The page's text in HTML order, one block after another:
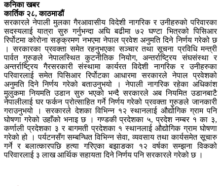
कनिका खबर
कार्तिक २८, काठमाडौं
सरकारले नेपाली मुलका गैरआवासीय विदेशी नागरिक र उनीहरुको परिवारका
सदस्यलाई यात्रा सुरु गर्नुभन्दा अघि बढीमा ७२ घण्टा भित्रको पिसिआर
रिर्पोटमा कोरोना सङ्क्रमण नभएमा नेपाल प्रवेश अनुमति दिने निर्णय गरेको छ
। सरकारका प्रवक्ता समेत रहनुभएका सञ्चार तथा सूचना प्रविधि मन्त्री
पार्वत गुरुङले नेपालस्थित कुटनीतिक नियोग, अन्तर्राष्ट्रिय संघसंस्था र
अन्तर्राष्ट्रिय गैरसरकारी संस्थामा कार्यरत विदेशी नागरिक र उनीहरुका
परिवारलाई समेत पिसिआर रिर्पोटका आधारमा सरकारले नेपाल प्रवेशको
अनुमति दिने निर्णय गरेको बताउनुभयो । नेपाली नागरिक रहेका अधिकांश
मुलुकमा नियमति उडान सुरु भएको भन्दै सरकारले अब नियमित उडानबाटै
नेपालीलाई घर फर्कन प्रोत्साहित गर्ने निर्णय गरेको प्रवक्ता गुरुङले जानकारी
गराउनुभयो । सरकारले देशका विभिन्न १२ स्थानलाई औद्योगिक ग्राम पनि
घोषणा गरेको उहाँको भनाइ छ । गण्डकी प्रदेशका ५, प्रदेश नम्बर १ का ३,
कर्णाली प्रदेशका ३ र बागमती प्रदेशका १ स्थानलाई औद्योगिक ग्राम घोषणा
गरेको हो । पर्यटनसँग सम्बन्धित विभिन्न सेवा, व्यवसाय तथा कार्यसमेत सूचारु
गर्ने र बलात्कारपछि हत्या गरिएका बझाङका १२ वर्षका सम्झना विकको
परिवारलाई ३ लाख आर्थिक सहायता दिने निर्णय पनि सरकारले गरेको छ ।